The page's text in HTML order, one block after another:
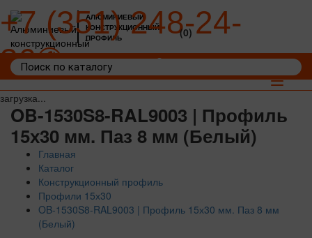
загрузка...
АЛЮМИНИЕВЫЙ
КОНСТРУКЦИОННЫЙ
ПРОФИЛЬ
+7 (351) 248-24-
36
(0)
Toggle
OB-1530S8-RAL9003 | Профиль
15х30 мм. Паз 8 мм (Белый)
Главная
Каталог
Конструкционный профиль
Профили 15х30
OB-1530S8-RAL9003 | Профиль 15х30 мм. Паз 8 мм
(Белый)